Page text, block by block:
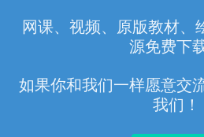
网课、视频、原版教材
源免费下
如果你和我们一样愿意交
我们！